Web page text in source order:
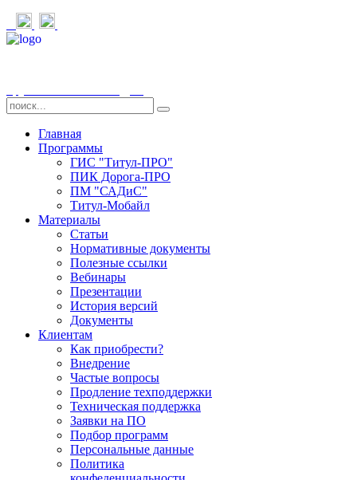
Главная
Программы
ГИС "Титул-ПРО"
ПИК Дорога-ПРО
ПМ "САДиС"
Титул-Мобайл
Материалы
Статьи
Нормативные документы
Полезные ссылки
Вебинары
Презентации
История версий
Документы
Клиентам
Как приобрести?
Внедрение
Частые вопросы
Продление техподдержки
Техническая поддержка
Заявки на ПО
Подбор программ
Персональные данные
Политика